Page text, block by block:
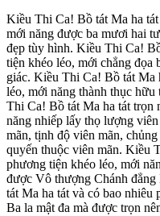
Kiều Thi Ca! Bồ tát Ma ha
mới năng được ba mươi hai
đẹp tùy hình. Kiều Thi Ca!
tiện khéo léo, mới chẳng đọa
giác. Kiều Thi Ca! Bồ tát Ma
léo, mới năng thành thục
Thi Ca! Bồ tát Ma ha tát trọn
năng nhiếp lấy thọ lượng
mãn, tịnh độ viên mãn,
quyến thuộc viên mãn. Kiều
phương tiện khéo léo, mới
được Vô thượng Chánh
tát Ma ha tát và có bao nhiêu
Ba la mật đa mà được trọn